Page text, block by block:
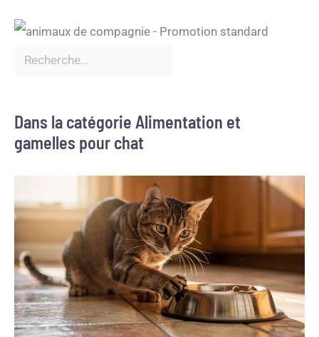
Dans la catégorie Alimentation et
gamelles pour chat